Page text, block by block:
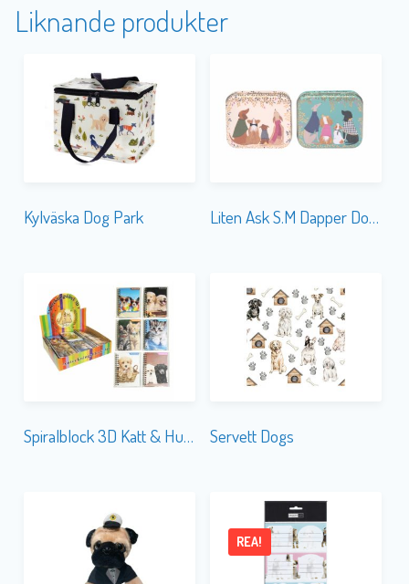
Liknande produkter
Kylväska Dog Park Liten Ask S.M Dapper Dogs
Spiralblock 3D Katt & Hund Servett Dogs
REA!